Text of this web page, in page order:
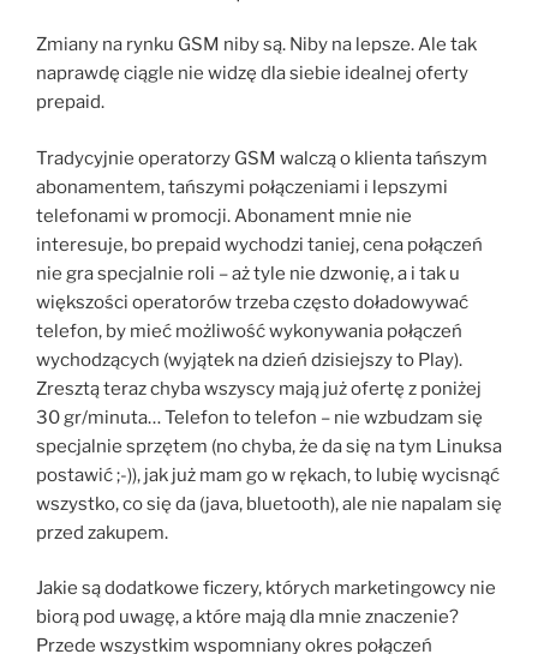
Zmiany na rynku GSM niby są. Niby na lepsze. Ale tak
naprawdę ciągle nie widzę dla siebie idealnej oferty
prepaid.
Tradycyjnie operatorzy GSM walczą o klienta tańszym
abonamentem, tańszymi połączeniami i lepszymi
telefonami w promocji. Abonament mnie nie
interesuje, bo prepaid wychodzi taniej, cena połączeń
nie gra specjalnie roli – aż tyle nie dzwonię, a i tak u
większości operatorów trzeba często doładowywać
telefon, by mieć możliwość wykonywania połączeń
wychodzących (wyjątek na dzień dzisiejszy to Play).
Zresztą teraz chyba wszyscy mają już ofertę z poniżej
30 gr/minuta… Telefon to telefon – nie wzbudzam się
specjalnie sprzętem (no chyba, że da się na tym Linuksa
postawić ;-)), jak już mam go w rękach, to lubię wycisnąć
wszystko, co się da (java, bluetooth), ale nie napalam się
przed zakupem.
Jakie są dodatkowe ficzery, których marketingowcy nie
biorą pod uwagę, a które mają dla mnie znaczenie?
Przede wszystkim wspomniany okres połączeń